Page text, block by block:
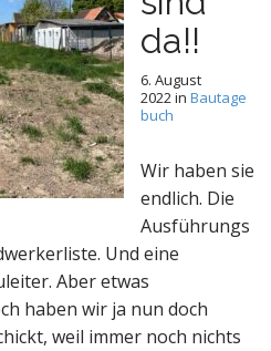
da!!
6. August
2022in Bautage
buch
Wir haben sie
endlich. Die
Ausführungs
Und eine
Aber etwas
haben wir ja nun doch
weil immer noch nichts